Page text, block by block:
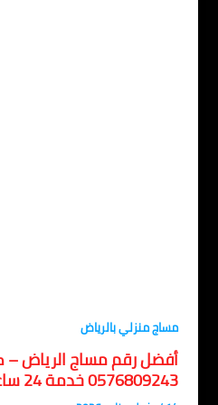
منزلي بالرياض
رقم مساج الرياض –
خدمة 24 ساعة